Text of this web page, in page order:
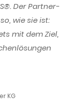
Der Partner-
wie sie ist:
mit dem Ziel,
KG